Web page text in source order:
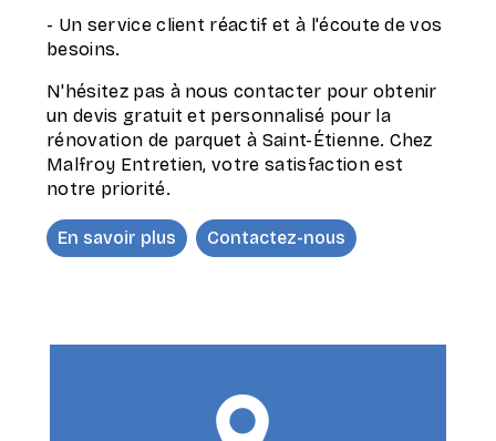
- Un service client réactif et à l'écoute de vos
besoins.
N'hésitez pas à nous contacter pour obtenir
un devis gratuit et personnalisé pour la
rénovation de parquet à Saint-Étienne. Chez
Malfroy Entretien, votre satisfaction est
notre priorité.
En savoir plus Contactez-nous